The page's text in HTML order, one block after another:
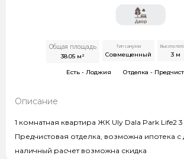
Общая площадь
38.05м²
Тип санузла
Совмещенный
Высота
3м
Есть - Лоджия Отделка -
Описание
1 комнатная квартира ЖК Uly Dala Park Life2 3
Предчистовая отделка, возможна ипотека с
наличный расчет возможна скидка